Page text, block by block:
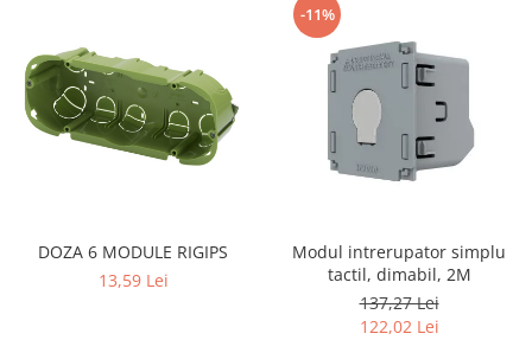
DOZA 6 MODULE RIGIPS
13,59 Lei
-11%
Modul intrerupator simplu
tactil, dimabil, 2M
137,27 Lei
122,02 Lei